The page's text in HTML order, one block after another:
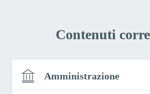
Contenuti
Amministrazione